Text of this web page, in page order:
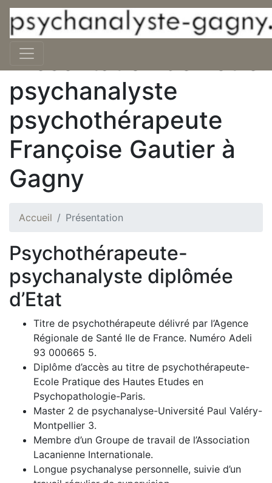
Présentation de votre
psychanalyste
psychothérapeute
Françoise Gautier à
Gagny
Accueil Présentation
Psychothérapeute-
psychanalyste diplômée
d’Etat
Titre de psychothérapeute délivré par l’Agence
Régionale de Santé Ile de France. Numéro Adeli
93 000665 5.
Diplôme d’accès au titre de psychothérapeute-
Ecole Pratique des Hautes Etudes en
Psychopathologie-Paris.
Master 2 de psychanalyse-Université Paul Valéry-
Montpellier 3.
Membre d’un Groupe de travail de l’Association
Lacanienne Internationale.
Longue psychanalyse personnelle, suivie d’un